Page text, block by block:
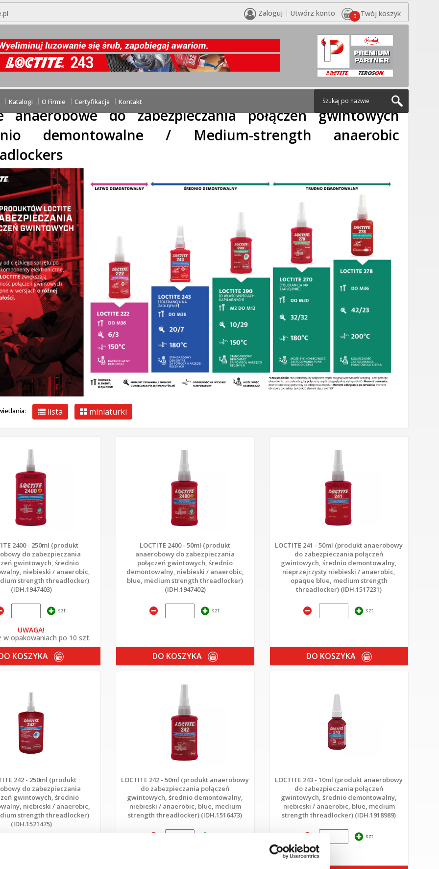
Zaloguj Utwórz konto Twój koszyk
0
PRZEJDŹ DO KOSZYKA
Katalogi O Firmie Certyfikacja Kontakt
Kleje / Adhesives/Kleje anaerobowe / Anaerobic adhesives/Kleje anaerobowe do zabezpieczania połączeń
średnio demontowalne / Medium-strength anaerobic threadlockers
anaerobowe do zabezpieczania połączeń gwintowych
demontowalne / Medium-strength anaerobic
lista miniaturki
2400 - 250ml (produkt
do zabezpieczania
gwintowych, średnio
niebieski / anaerobic,
strength threadlocker)
(IDH.1947403)
szt.
UWAGA!
w opakowaniach po 10 szt.
KOSZYKA
LOCTITE 2400 - 50ml (produkt
anaerobowy do zabezpieczania
połączeń gwintowych, średnio
demontowalny, niebieski / anaerobic,
blue, medium strength threadlocker)
(IDH.1947402)
szt.
DO KOSZYKA
LOCTITE 241 - 50ml (produkt anaerobowy
do zabezpieczania połączeń
gwintowych, średnio demontowalny,
nieprzejrzysty niebieski / anaerobic,
opaque blue, medium strength
threadlocker) (IDH.1517231)
szt.
DO KOSZYKA
242 - 250ml (produkt
do zabezpieczania
gwintowych, średnio
niebieski / anaerobic,
strength threadlocker)
(IDH.1521475)
LOCTITE 242 - 50ml (produkt anaerobowy
do zabezpieczania połączeń
gwintowych, średnio demontowalny,
niebieski / anaerobic, blue, medium
strength threadlocker) (IDH.1516473)
LOCTITE 243 - 10ml (produkt anaerobowy
do zabezpieczania połączeń
gwintowych, średnio demontowalny,
niebieski / anaerobic, blue, medium
strength threadlocker) (IDH.1918989)
szt.
ZAŁÓŻ KONTO
hasła?